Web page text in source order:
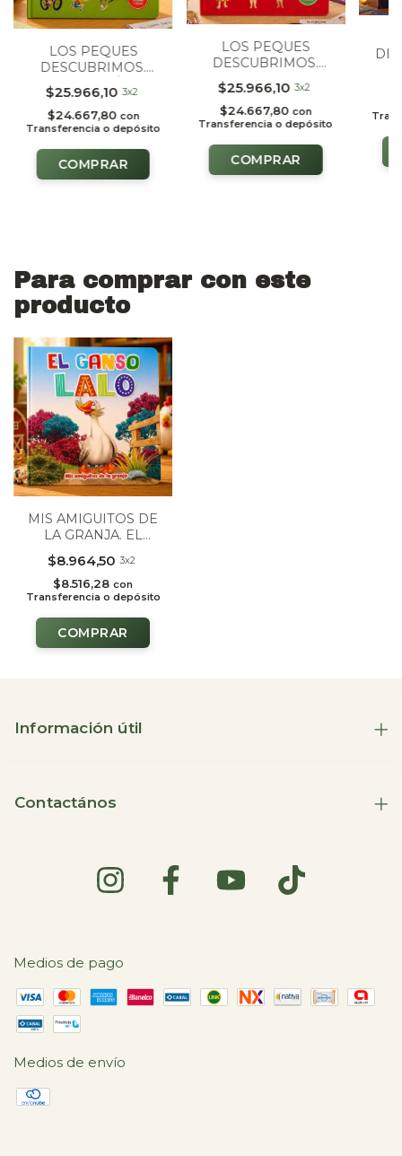
LOS PEQUES
DESCUBRIMOS.
NUESTROS HÁBITOS
SALUDABLES
$25.966,10 3x2
$24.667,80 con
Transferencia o depósito
LOS PEQUES
DESCUBRIMOS.
NUESTRO CUERPO
$25.966,10 3x2
$24.667,80 con
Transferencia o depósito
Para comprar con este
producto
MIS AMIGUITOS DE
LA GRANJA. EL
GANSO LALO
$8.964,50 3x2
$8.516,28con
Transferencia o depósito
Información útil
Contactános
Medios de pago
Medios de envío